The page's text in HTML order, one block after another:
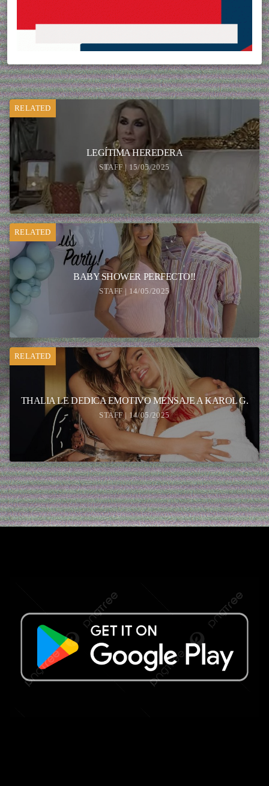
RELATED
LEGÍTIMA HEREDERA
STAFF | 15/05/2025
RELATED
BABY SHOWER PERFECTO!!
STAFF | 14/05/2025
RELATED
THALIA LE DEDICA EMOTIVO MENSAJE A KAROL G.
STAFF | 14/05/2025